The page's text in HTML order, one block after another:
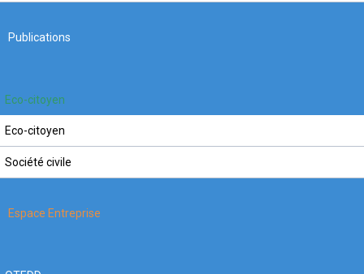
Publications
Eco-citoyen
Eco-citoyen
Société civile
Espace Entreprise